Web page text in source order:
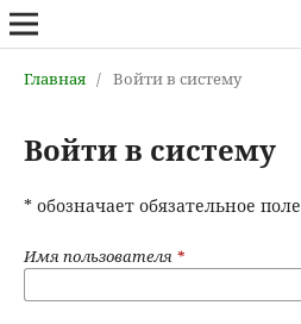
Главная / Войти в систему
Войти в систему
* обозначает обязательное поле
Имя пользователя *